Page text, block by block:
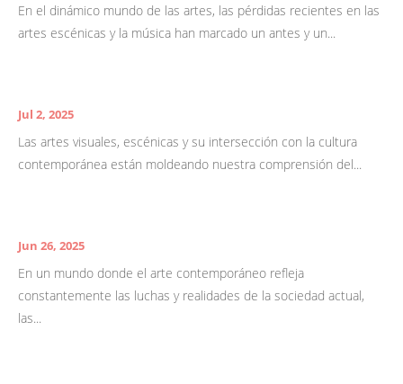
En el dinámico mundo de las artes, las pérdidas recientes en las
artes escénicas y la música han marcado un antes y un...
Jul 2, 2025
Las artes visuales, escénicas y su intersección con la cultura
contemporánea están moldeando nuestra comprensión del...
Jun 26, 2025
En un mundo donde el arte contemporáneo refleja
constantemente las luchas y realidades de la sociedad actual,
las...